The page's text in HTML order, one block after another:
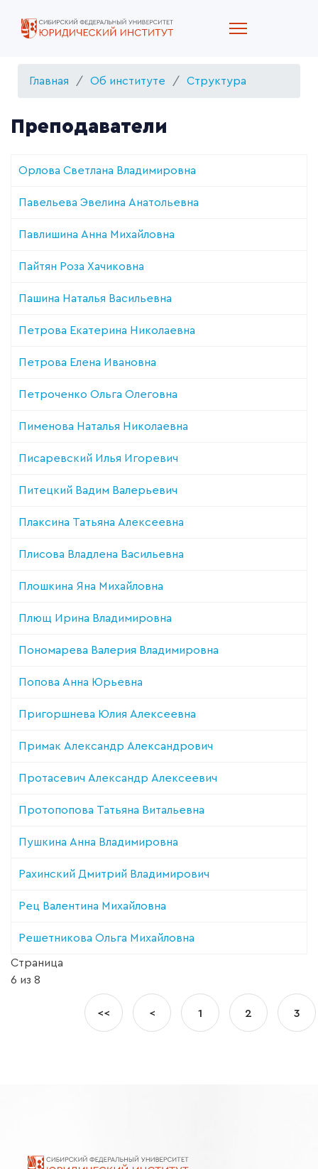
Главная Об институте Структура
Преподаватели
Орлова Светлана Владимировна
Павельева Эвелина Анатольевна
Павлишина Анна Михайловна
Пайтян Роза Хачиковна
Пашина Наталья Васильевна
Петрова Екатерина Николаевна
Петрова Елена Ивановна
Петроченко Ольга Олеговна
Пименова Наталья Николаевна
Писаревский Илья Игоревич
Питецкий Вадим Валерьевич
Плаксина Татьяна Алексеевна
Плисова Владлена Васильевна
Плошкина Яна Михайловна
Плющ Ирина Владимировна
Пономарева Валерия Владимировна
Попова Анна Юрьевна
Пригоршнева Юлия Алексеевна
Примак Александр Александрович
Протасевич Александр Алексеевич
Протопопова Татьяна Витальевна
Пушкина Анна Владимировна
Рахинский Дмитрий Владимирович
Рец Валентина Михайловна
Решетникова Ольга Михайловна
Страница
6 из 8
<< < 1 2 3